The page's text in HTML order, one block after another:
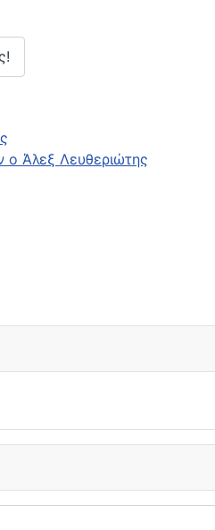
ο Άλεξ Λευθεριώτης